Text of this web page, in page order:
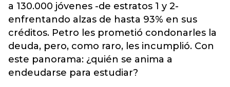
a 130.000 jóvenes -de estratos 1 y 2-
enfrentando alzas de hasta 93% en sus
créditos. Petro les prometió condonarles la
deuda, pero, como raro, les incumplió. Con
este panorama: ¿quién se anima a
endeudarse para estudiar?